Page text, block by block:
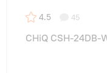
4.5 45
CHiQ CSH-